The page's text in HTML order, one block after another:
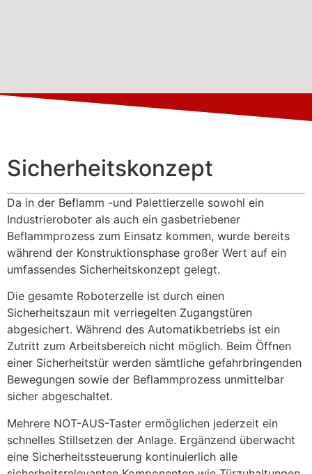
Sicherheitskonzept
Da in der Beflamm -und Palettierzelle sowohl ein
Industrieroboter als auch ein gasbetriebener
Beflammprozess zum Einsatz kommen, wurde bereits
während der Konstruktionsphase großer Wert auf ein
umfassendes Sicherheitskonzept gelegt.
Die gesamte Roboterzelle ist durch einen
Sicherheitszaun mit verriegelten Zugangstüren
abgesichert. Während des Automatikbetriebs ist ein
Zutritt zum Arbeitsbereich nicht möglich. Beim Öffnen
einer Sicherheitstür werden sämtliche gefahrbringenden
Bewegungen sowie der Beflammprozess unmittelbar
sicher abgeschaltet.
Mehrere NOT-AUS-Taster ermöglichen jederzeit ein
schnelles Stillsetzen der Anlage. Ergänzend überwacht
eine Sicherheitssteuerung kontinuierlich alle